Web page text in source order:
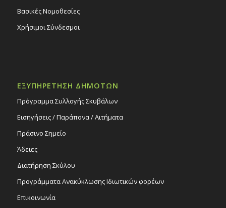
Βασικές Νομοθεσίες
Χρήσιμοι Σύνδεσμοι
ΕΞΥΠΗΡΕΤΗΣΗ ΔΗΜΟΤΩΝ
Πρόγραμμα Συλλογής Σκυβάλων
Εισηγήσεις / Παράπονα / Αιτήματα
Πράσινο Σημείο
Άδειες
Διατήρηση Σκύλου
Προγράμματα Ανακύκλωσης Ιδιωτικών φορέων
Επικοινωνία